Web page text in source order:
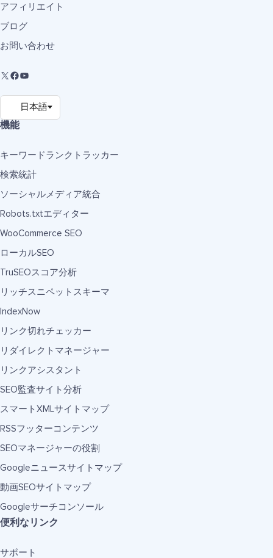
アフィリエイト
ブログ
お問い合わせ
機能
キーワードランクトラッカー
検索統計
ソーシャルメディア統合
Robots.txtエディター
WooCommerce SEO
ローカルSEO
TruSEOスコア分析
リッチスニペットスキーマ
IndexNow
リンク切れチェッカー
リダイレクトマネージャー
リンクアシスタント
SEO監査サイト分析
スマートXMLサイトマップ
RSSフッターコンテンツ
SEOマネージャーの役割
Googleニュースサイトマップ
動画SEOサイトマップ
Googleサーチコンソール
便利なリンク
サポート